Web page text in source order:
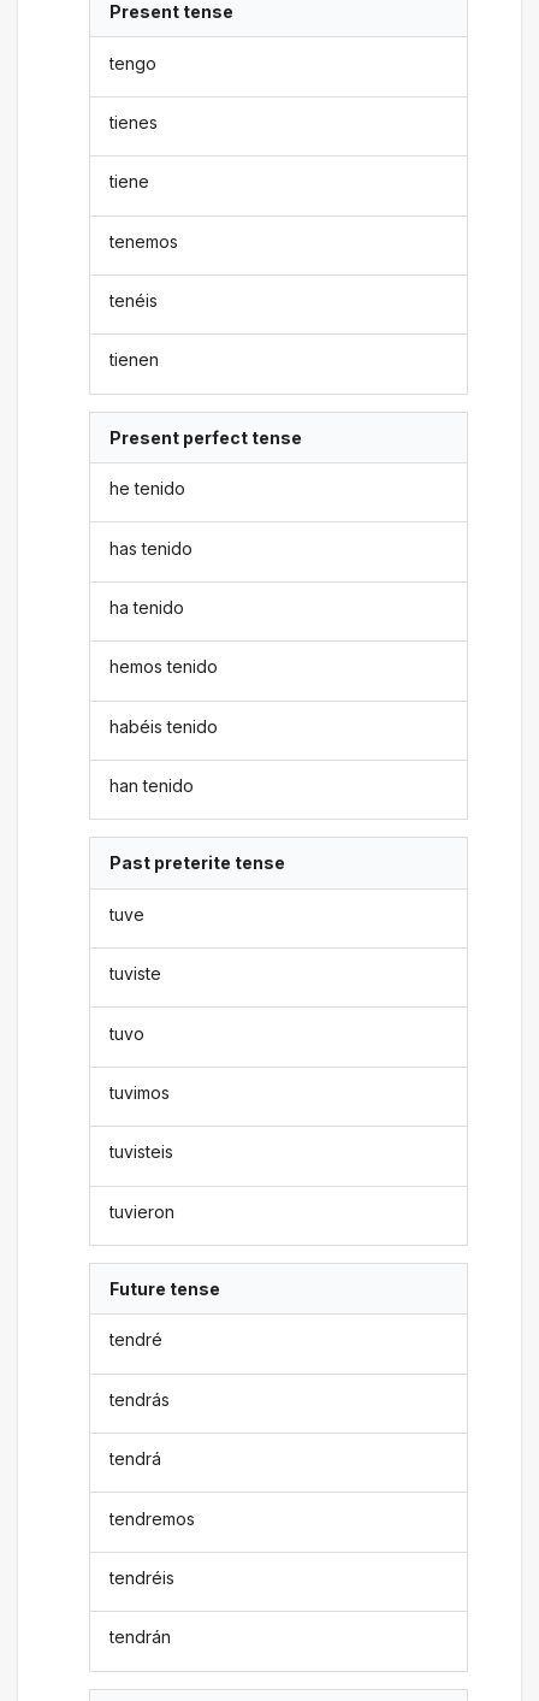
Present tense
tengo
tienes
tiene
tenemos
tenéis
tienen
Present perfect tense
he tenido
has tenido
ha tenido
hemos tenido
habéis tenido
han tenido
Past preterite tense
tuve
tuviste
tuvo
tuvimos
tuvisteis
tuvieron
Future tense
tendré
tendrás
tendrá
tendremos
tendréis
tendrán